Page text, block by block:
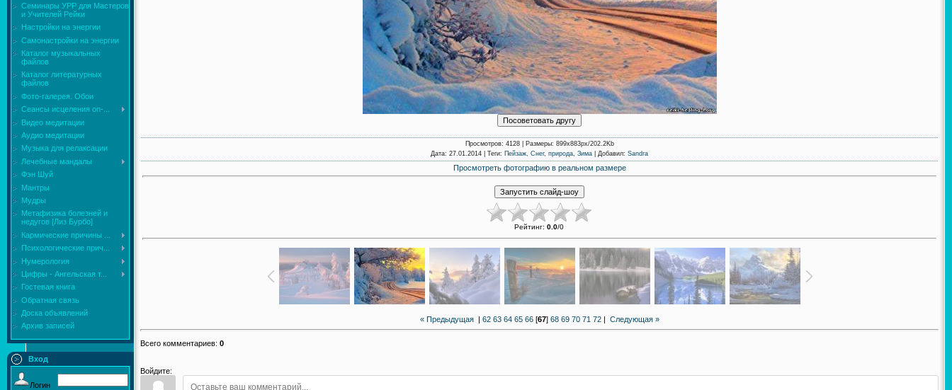
Семинары УРР для Мастеров
и Учителей Рейки
Настройки на энергии
Самонастройки на энергии
Каталог музыкальных
файлов
Каталог литературных
файлов
Фото-галерея. Обои
Сеансы исцеления on-...
Видео медитации
Аудио медитации
Музыка для релаксации
Лечебные мандалы
Фэн Шуй
Мантры
Мудры
Mетафизика болезней и
недугов [Лиз Бурбо]
Кармические причины ...
Психологические прич...
Нумерология
Цифры - Ангельская т...
Гостевая книга
Обратная связь
Доска объявлений
Архив записей
Вход
Логин
Просмотров: 4128 | Размеры: 899x883px/202.2Kb
Дата: 27.01.2014 | Теги: Пейзаж Снег, природа Зима Добавил: Sandra
Просмотреть фотографию в реальном размере
Рейтинг: 0.0/0
« Предыдущая| 62 63 64 65 66[67] 68 69 70 71 72| Следующая »
Всего комментариев: 0
Войдите: